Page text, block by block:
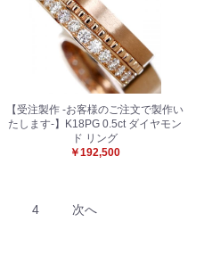
【受注製作 -お客様のご注文で製作い
たします-】K18PG 0.5ct ダイヤモン
ド リング
￥192,500
4 次へ